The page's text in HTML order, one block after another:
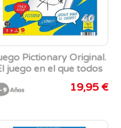
Pictionary Original.
juego en el que todos
19,95 €